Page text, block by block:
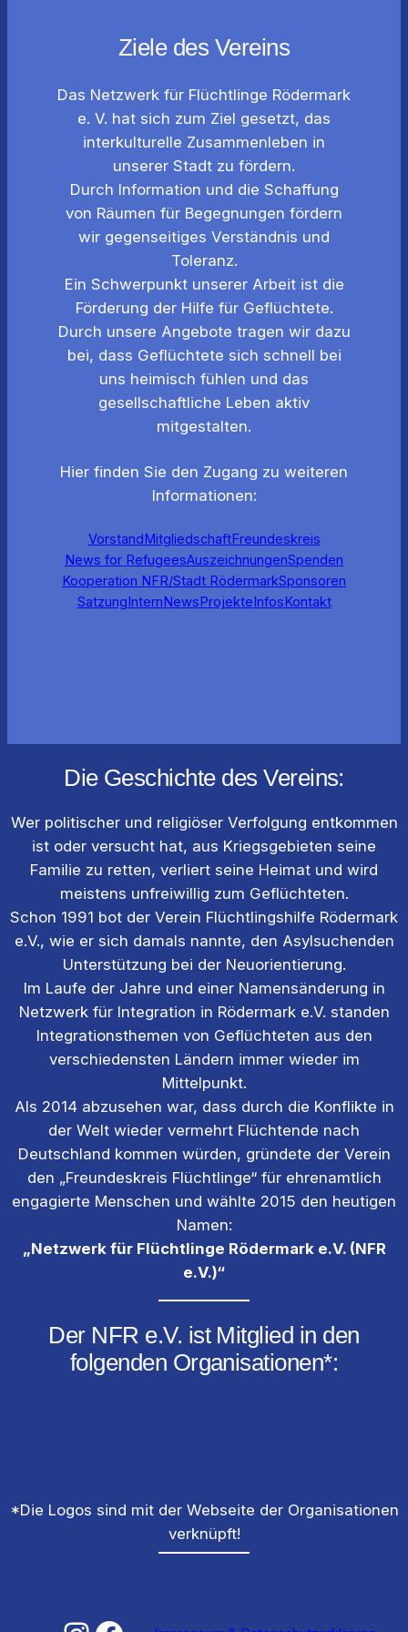
Ziele des Vereins
Das Netzwerk für Flüchtlinge Rödermark
e. V. hat sich zum Ziel gesetzt, das
interkulturelle Zusammenleben in
unserer Stadt zu fördern.
Durch Information und die Schaffung
von Räumen für Begegnungen fördern
wir gegenseitiges Verständnis und
Toleranz.
Ein Schwerpunkt unserer Arbeit ist die
Förderung der Hilfe für Geflüchtete.
Durch unsere Angebote tragen wir dazu
bei, dass Geflüchtete sich schnell bei
uns heimisch fühlen und das
gesellschaftliche Leben aktiv
mitgestalten.
Hier finden Sie den Zugang zu weiteren
Informationen:
VorstandMitgliedschaftFreundeskreis
News for RefugeesAuszeichnungenSpenden
Kooperation NFR/Stadt RödermarkSponsoren
SatzungInternNewsProjekteInfosKontakt
Die Geschichte des Vereins:
Wer politischer und religiöser Verfolgung entkommen
ist oder versucht hat, aus Kriegsgebieten seine
Familie zu retten, verliert seine Heimat und wird
meistens unfreiwillig zum Geflüchteten.
Schon 1991 bot der Verein Flüchtlingshilfe Rödermark
e.V., wie er sich damals nannte, den Asylsuchenden
Unterstützung bei der Neuorientierung.
Im Laufe der Jahre und einer Namensänderung in
Netzwerk für Integration in Rödermark e.V. standen
Integrationsthemen von Geflüchteten aus den
verschiedensten Ländern immer wieder im
Mittelpunkt.
Als 2014 abzusehen war, dass durch die Konflikte in
der Welt wieder vermehrt Flüchtende nach
Deutschland kommen würden, gründete der Verein
den „Freundeskreis Flüchtlinge“ für ehrenamtlich
engagierte Menschen und wählte 2015 den heutigen
Namen:
„Netzwerk für Flüchtlinge Rödermark e.V. (NFR
e.V.)“
Der NFR e.V. ist Mitglied in den
folgenden Organisationen*:
*Die Logos sind mit der Webseite der Organisationen
verknüpft!